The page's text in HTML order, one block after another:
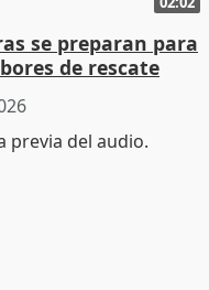
se preparan para
de rescate